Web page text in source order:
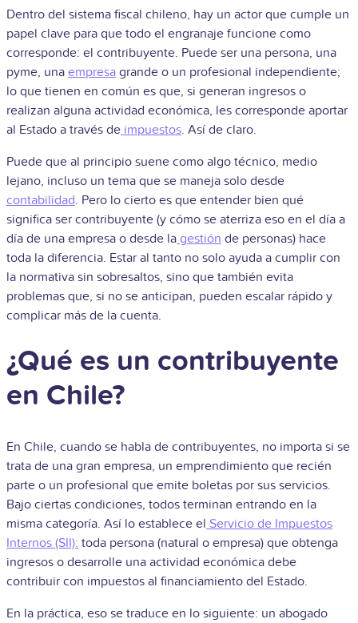
Dentro del sistema fiscal chileno, hay un actor que cumple un
papel clave para que todo el engranaje funcione como
corresponde: el contribuyente. Puede ser una persona, una
pyme, una empresa grande o un profesional independiente;
lo que tienen en común es que, si generan ingresos o
realizan alguna actividad económica, les corresponde aportar
al Estado a través de impuestos. Así de claro.
Puede que al principio suene como algo técnico, medio
lejano, incluso un tema que se maneja solo desde
contabilidad. Pero lo cierto es que entender bien qué
significa ser contribuyente (y cómo se aterriza eso en el día a
día de una empresa o desde la gestión de personas) hace
toda la diferencia. Estar al tanto no solo ayuda a cumplir con
la normativa sin sobresaltos, sino que también evita
problemas que, si no se anticipan, pueden escalar rápido y
complicar más de la cuenta.
¿Qué es un contribuyente
en Chile?
En Chile, cuando se habla de contribuyentes, no importa si se
trata de una gran empresa, un emprendimiento que recién
parte o un profesional que emite boletas por sus servicios.
Bajo ciertas condiciones, todos terminan entrando en la
misma categoría. Así lo establece el Servicio de Impuestos
Internos (SII): toda persona (natural o empresa) que obtenga
ingresos o desarrolle una actividad económica debe
contribuir con impuestos al financiamiento del Estado.
En la práctica, eso se traduce en lo siguiente: un abogado